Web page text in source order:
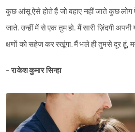
कुछ आंसू ऐसे होते हैं जो बहाए नहीं जाते कुछ लोग
जाते. उन्हीं में से एक तुम हो. मैं सारी ज़िंदगी अपनी
क्षणों को सहेज कर रखूंगा. मैं भले ही तुमसे दूर हूं,
- राकेश कुमार सिन्हा